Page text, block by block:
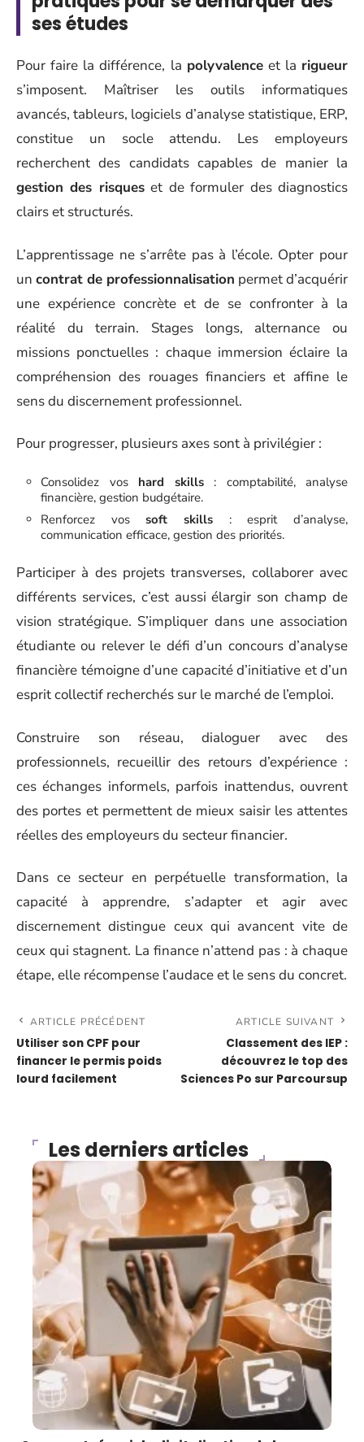
ses études
Pour faire la différence, la polyvalenceet la rigueur
s’imposent. Maîtriser les outils informatiques
avancés, tableurs, logiciels d’analyse statistique, ERP,
constitue un socle attendu. Les employeurs
recherchent des candidats capables de manier la
gestion des risqueset de formuler des diagnostics
clairs et structurés.
L’apprentissage ne s’arrête pas à l’école. Opter pour
un contrat de professionnalisation permet d’acquérir
une expérience concrète et de se confronter à la
réalité du terrain. Stages longs, alternance ou
missions ponctuelles : chaque immersion éclaire la
compréhension des rouages financiers et affine le
sens du discernement professionnel.
Pour progresser, plusieurs axes sont à privilégier :
Consolidez vos hard skills: comptabilité, analyse
financière, gestion budgétaire.
Renforcez vossoft skills : esprit d’analyse,
communication efficace, gestion des priorités.
Participer à des projets transverses, collaborer avec
différents services, c’est aussi élargir son champ de
vision stratégique. S’impliquer dans une association
étudiante ou relever le défi d’un concours d’analyse
financière témoigne d’une capacité d’initiative et d’un
esprit collectif recherchés sur le marché de l’emploi.
Construire son réseau, dialoguer avec des
professionnels, recueillir des retours d’expérience :
ces échanges informels, parfois inattendus, ouvrent
des portes et permettent de mieux saisir les attentes
réelles des employeurs du secteur financier.
Dans ce secteur en perpétuelle transformation, la
capacité à apprendre, s’adapter et agir avec
discernement distingue ceux qui avancent vite de
ceux qui stagnent. La finance n’attend pas : à chaque
étape, elle récompense l’audace et le sens du concret.
ARTICLE PRÉCÉDENT
Utiliser son CPF pour
financer le permis poids
lourd facilement
ARTICLE SUIVANT
Classement des IEP :
découvrez le top des
Sciences Po sur Parcoursup
Les derniers articles